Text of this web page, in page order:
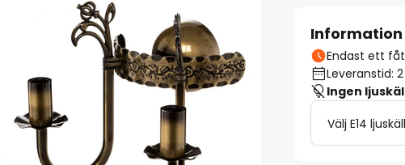
Endast ett
Leveranstid:
Ingen
Välj E14